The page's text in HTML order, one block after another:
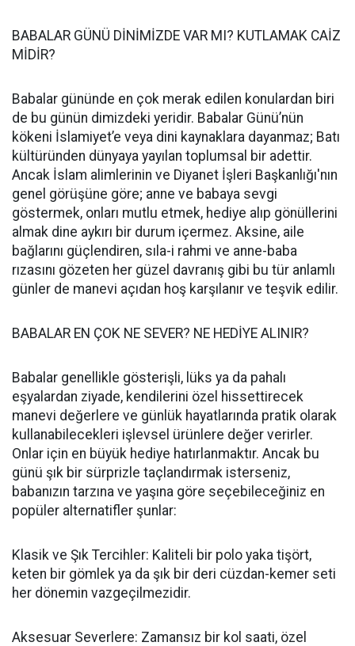
BABALAR GÜNÜ DİNİMİZDE VAR MI? KUTLAMAK CAİZ
MİDİR?
Babalar gününde en çok merak edilen konulardan biri
de bu günün dimizdeki yeridir. Babalar Günü’nün
kökeni İslamiyet’e veya dini kaynaklara dayanmaz; Batı
kültüründen dünyaya yayılan toplumsal bir adettir.
Ancak İslam alimlerinin ve Diyanet İşleri Başkanlığı'nın
genel görüşüne göre; anne ve babaya sevgi
göstermek, onları mutlu etmek, hediye alıp gönüllerini
almak dine aykırı bir durum içermez. Aksine, aile
bağlarını güçlendiren, sıla-i rahmi ve anne-baba
rızasını gözeten her güzel davranış gibi bu tür anlamlı
günler de manevi açıdan hoş karşılanır ve teşvik edilir.
BABALAR EN ÇOK NE SEVER? NE HEDİYE ALINIR?
Babalar genellikle gösterişli, lüks ya da pahalı
eşyalardan ziyade, kendilerini özel hissettirecek
manevi değerlere ve günlük hayatlarında pratik olarak
kullanabilecekleri işlevsel ürünlere değer verirler.
Onlar için en büyük hediye hatırlanmaktır. Ancak bu
günü şık bir sürprizle taçlandırmak isterseniz,
babanızın tarzına ve yaşına göre seçebileceğiniz en
popüler alternatifler şunlar:
Klasik ve Şık Tercihler: Kaliteli bir polo yaka tişört,
keten bir gömlek ya da şık bir deri cüzdan-kemer seti
her dönemin vazgeçilmezidir.
Aksesuar Severlere: Zamansız bir kol saati, özel